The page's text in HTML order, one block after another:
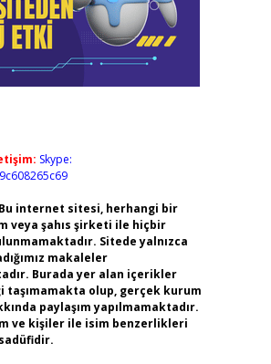
Skype:
Bu internet sitesi, herhangi bir
veya şahıs şirketi ile hiçbir
Sitede yalnızca
makaleler
Burada yer alan içerikler
taşımamakta olup, gerçek kurum
paylaşım yapılmamaktadır.
ve kişiler ile isim benzerlikleri